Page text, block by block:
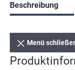
Beschreibung
Menü